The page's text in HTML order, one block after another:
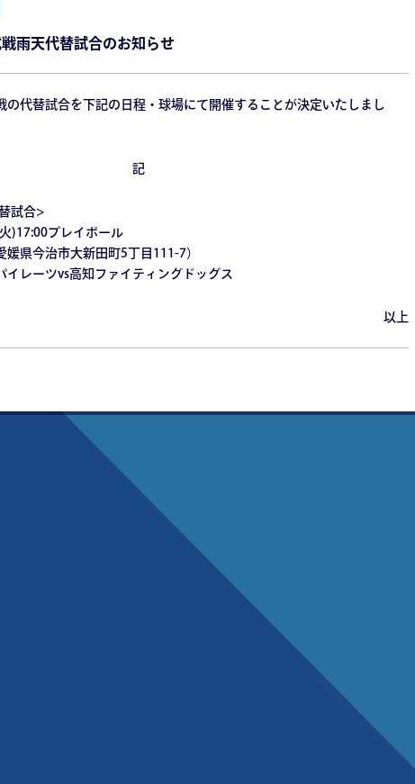
⾬天代替試合のお知らせ
の代替試合を下記の⽇程・球場にて開催することが決定いたしまし
記
試合>
)17:00プレイボール
媛県今治市⼤新⽥町5丁⽬111-7）
イレーツvs⾼知ファイティングドッグス
以上